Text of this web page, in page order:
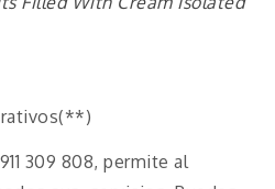
309 808, permite al